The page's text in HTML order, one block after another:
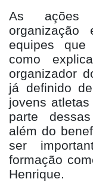
As ações
equipes
como
organizador
já definido
jovens
parte
além do
ser
formação
Henrique.